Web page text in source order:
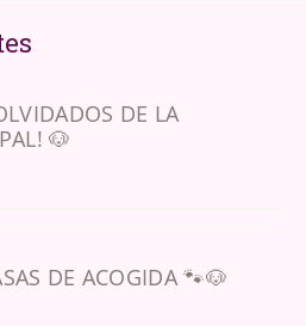
DE LA
🐶
DE ACOGIDA 🐾🐶